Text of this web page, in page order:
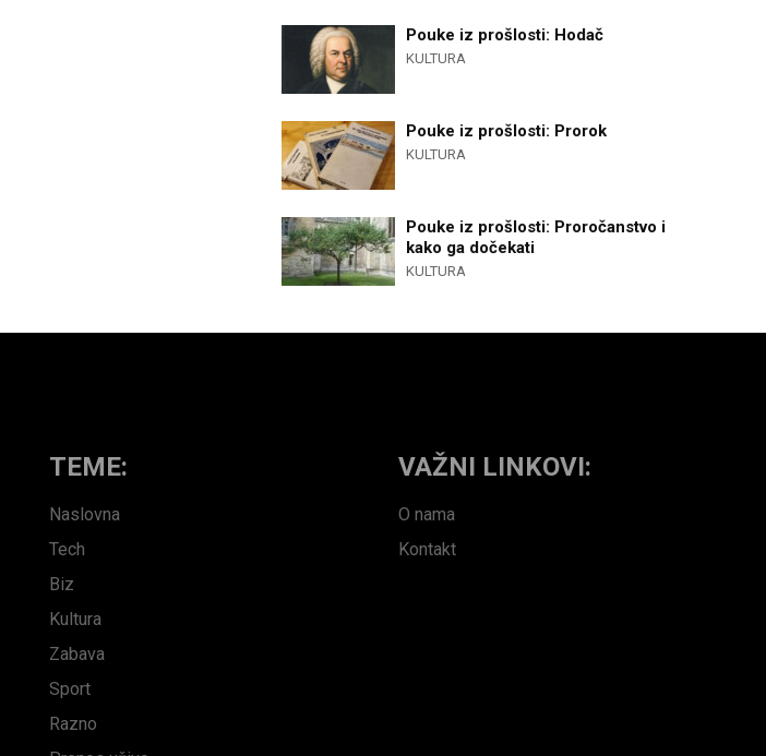
Pouke iz prošlosti: Hodač
KULTURA
Pouke iz prošlosti: Prorok
KULTURA
Pouke iz prošlosti: Proročanstvo i
kako ga dočekati
KULTURA
TEME:
Naslovna
Tech
Biz
Kultura
Zabava
Sport
Razno
VAŽNI LINKOVI:
O nama
Kontakt